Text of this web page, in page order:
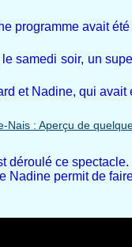
programme avait
samedi soir, un
et Nadine, qui
déroulé ce
permit de